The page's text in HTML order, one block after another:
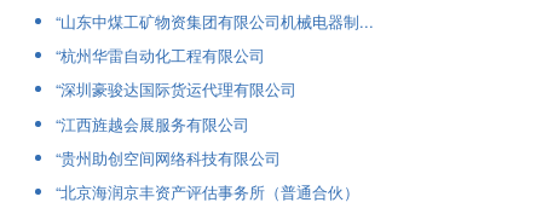
“山东中煤工矿物资集团有限公司机械电器制...
“杭州华雷自动化工程有限公司
“深圳豪骏达国际货运代理有限公司
“江西旌越会展服务有限公司
“贵州助创空间网络科技有限公司
“北京海润京丰资产评估事务所（普通合伙）